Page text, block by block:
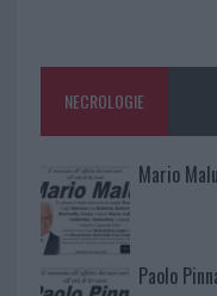
NECROLOGIE
Mario Malu
Paolo